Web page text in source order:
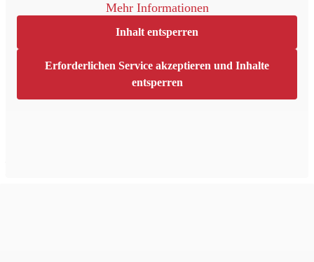
Mehr Informationen
Inhalt entsperren
Erforderlichen Service akzeptieren und Inhalte
entsperren